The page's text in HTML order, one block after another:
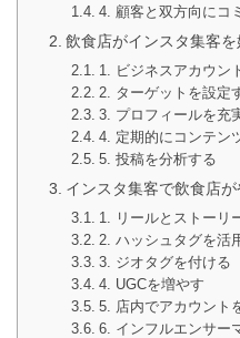
4. 顧客と双方向にコ
飲食店がインスタ集客
1. ビジネスアカウン
2. ターゲットを設定
3. プロフィールを充
4. 定期的にコンテン
5. 投稿を分析する
インスタ集客で飲食店
1. リールとストーリ
2. ハッシュタグを活
3. ジオタグを付ける
4. UGCを増やす
5. 店内でアカウント
6. インフルエンサー